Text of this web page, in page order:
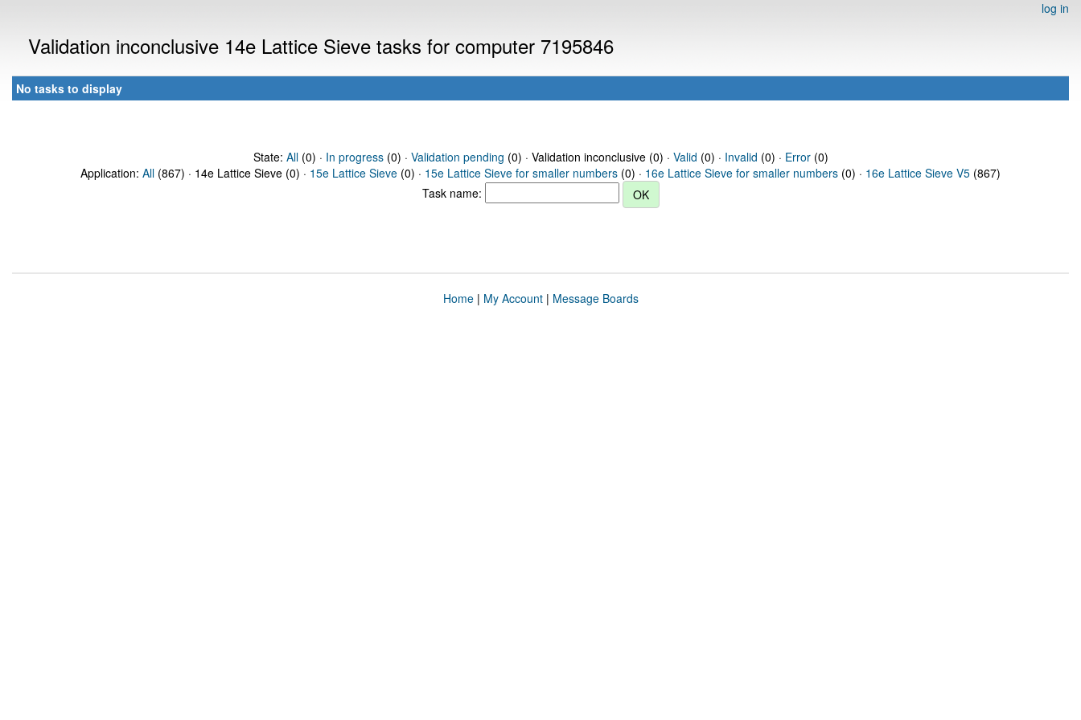
log in
Validation inconclusive 14e Lattice Sieve tasks for computer 7195846
No tasks to display
State: All(0) · In progress(0) · Validation pending (0) · Validation inconclusive (0) · Valid (0) · Invalid (0) · Error(0)
Application: All (867) · 14e Lattice Sieve (0) · 15e Lattice Sieve (0) · 15e Lattice Sieve for smaller numbers (0) · 16e Lattice Sieve for smaller numbers (0) · 16e Lattice Sieve V5 (867)
Task name:
Home| My Account| Message Boards